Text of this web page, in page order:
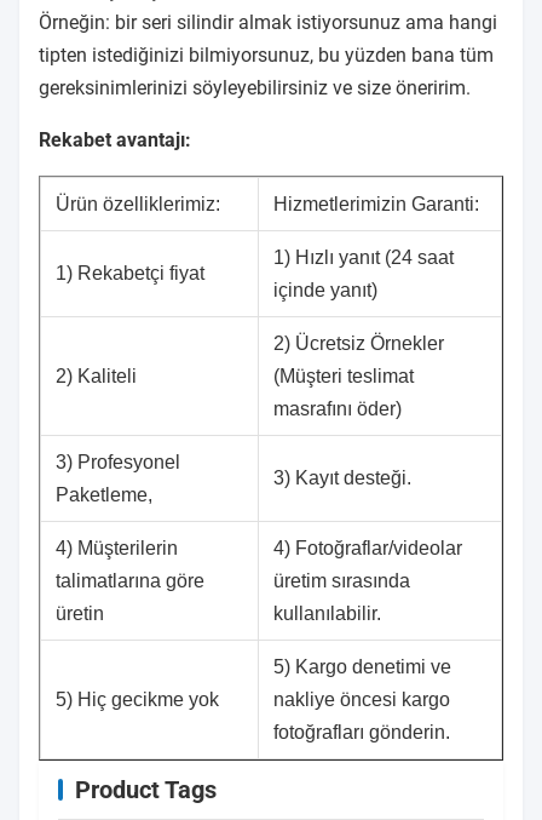
Örneğin: bir seri silindir almak istiyorsunuz ama hangi
tipten istediğinizi bilmiyorsunuz, bu yüzden bana tüm
gereksinimlerinizi söyleyebilirsiniz ve size öneririm.
Rekabet avantajı:
Ürün özelliklerimiz: Hizmetlerimizin Garanti:
1) Rekabetçi fiyat
1) Hızlı yanıt (24 saat
içinde yanıt)
2) Kaliteli
2) Ücretsiz Örnekler
(Müşteri teslimat
masrafını öder)
3) Profesyonel
Paketleme,
3) Kayıt desteği.
4) Müşterilerin
talimatlarına göre
üretin
4) Fotoğraflar/videolar
üretim sırasında
kullanılabilir.
5) Hiç gecikme yok
5) Kargo denetimi ve
nakliye öncesi kargo
fotoğrafları gönderin.
Product Tags